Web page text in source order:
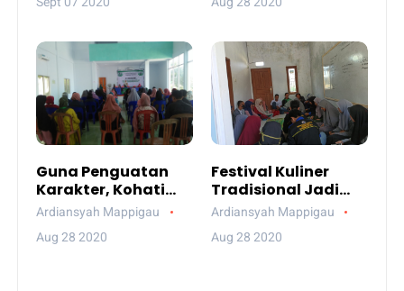
BEM PTM Zona 7
PDAM Tidak Mampu
Datanya
Guna Penguatan
Karakter, Kohati
Cabang Sinjai Gelar
Latihan Kader
Sensitive Gender
Ardiansyah Mappigau
Aug 28 2020
Festival Kuliner
Tradisional Jadi
Pokok Bahasan
Rakor HIMAPRODI
Ekos IAIM Sinjai
Ardiansyah Mappigau
Aug 28 2020